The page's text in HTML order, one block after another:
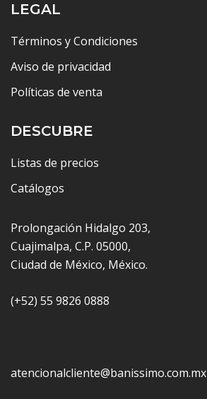
LEGAL
Términos y Condiciones
Aviso de privacidad
Políticas de venta
DESCUBRE
Listas de precios
Catálogos
Prolongación Hidalgo 203,
Cuajimalpa, C.P. 05000,
Ciudad de México, México.
(+52) 55 9826 0888
atencionalcliente@banissimo.com.mx